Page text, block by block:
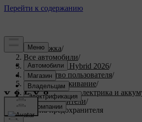
Поддержка/
Все автомобили/
XC90 Plug-in Hybrid 2026/
Руководство пользователя/
Уход и обслуживание/
Автомобильная электрика и
Предохранители/
Замена предохранителя